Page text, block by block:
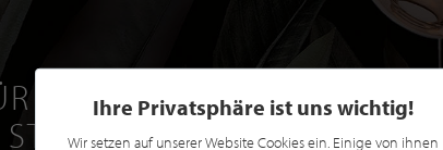
EINE GRATIS
Ihre Privatsphäre ist uns wichtig!
Wir setzen auf unserer Website Cookies ein. Einige von ihnen